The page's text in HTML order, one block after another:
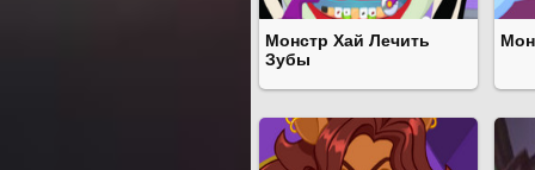
Монстр Хай Лечить
Зубы